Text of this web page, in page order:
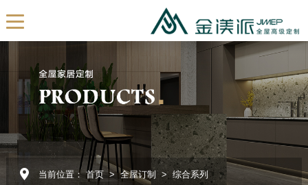
于我们
公司简介
发展历程
我们的团队
当前位置： 首页 > 全屋订制 > 综合系列